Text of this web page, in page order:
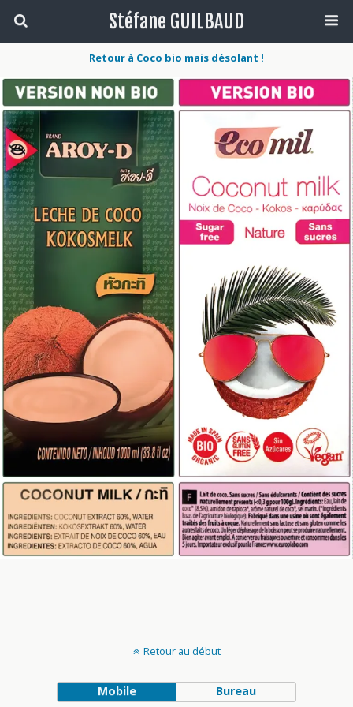
Stéfane GUILBAUD
Retour à Coco bio mais désolant !
Retour au début
Mobile Bureau